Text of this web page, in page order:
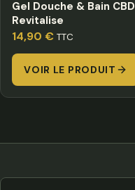
Gel Douche & Bain CBD
Revitalise
14,90 € TTC
VOIR LE PRODUIT